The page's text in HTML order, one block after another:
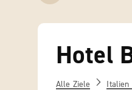
Hotel
Alle Ziele Italien